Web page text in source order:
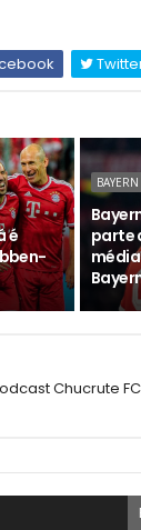
é
parte
Chucrute